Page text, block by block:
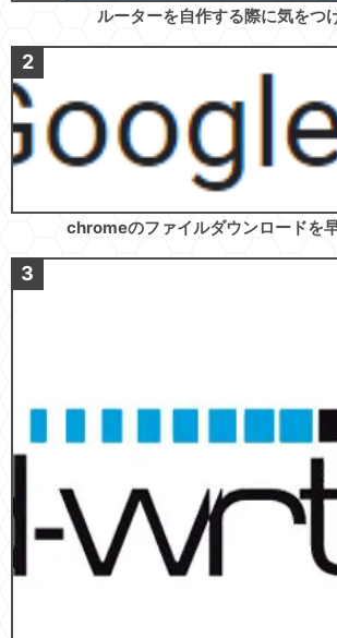
ルーターを自作する際に気をつ
chromeのファイルダウンロードを